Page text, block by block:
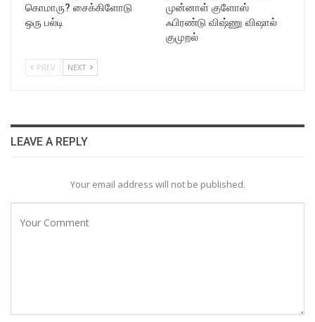
கொமாரு? சைக்கிளோடு
ஒரு பல்டி
முன்னாள் குளோஸ்
ஃபிரண்டு விஷ்ணு விஷால்
குமுறல்
PREV NEXT
LEAVE A REPLY
Your email address will not be published.